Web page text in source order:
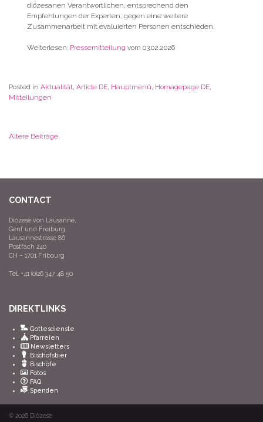
diözesanen Verantwortlichen, entsprechend den
Empfehlungen der Experten, gegen eine weitere
Zusammenarbeit mit evaluierten Personen entschieden.
Weiterlesen: Pressemitteilung vom 03.02.2026
Posted in Aktualität Article DE Hauptmenü Homagepage DE
Mitteilungen
Ältere Beiträge
CONTACT
Diözese von Lausanne,
Genf und Freiburg
Lausannestrasse 86
Postfach 240
CH – 1701 Fribourg
Tel. +41 (0)26 347 48 50
DIREKTLINKS
Gottesdienste
Pfarreien
Newsletters
Bischofsbier
Bischöfe
Fotos
FAQ
Spenden
© 2026 Diözese